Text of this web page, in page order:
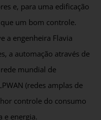
e, para uma edificação
um bom controle.
a engenheira Flavia
a automação através de
mundial de
(redes amplas de
controle do consumo
e energia.